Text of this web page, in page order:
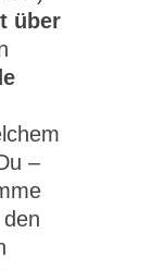
über
–